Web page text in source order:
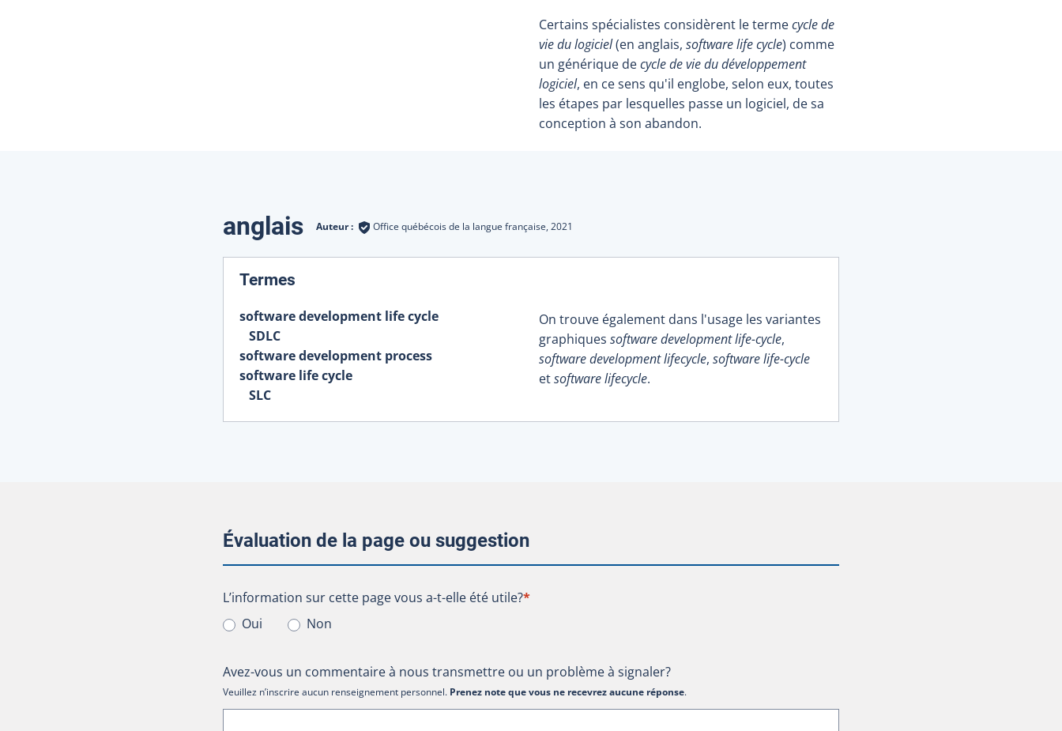
Certains spécialistes considèrent le termecycle de
vie du logiciel(en anglais, software life cycle) comme
un générique decycle de vie du développement
logiciel, en ce sens qu'il englobe, selon eux, toutes
les étapes par lesquelles passe un logiciel, de sa
conception à son abandon.
Traductions
anglais Auteur : Office québécois de la langue française, 2021
Termes
software development life cycle
SDLC
software development process
software life cycle
SLC
On trouve également dans l'usage les variantes
graphiques software development life-cycle,
software development lifecycle, software life-cycle
etsoftware lifecycle.
Évaluation de la page ou suggestion
L’information sur cette page vous a-t-elle été utile?
L’information sur cette page vous a-t-elle été utile?*
Oui
Non
Avez-vous un commentaire à nous transmettre ou un problème à signaler?
Veuillez n’inscrire aucun renseignement personnel. Prenez note que vous ne recevrez aucune réponse.